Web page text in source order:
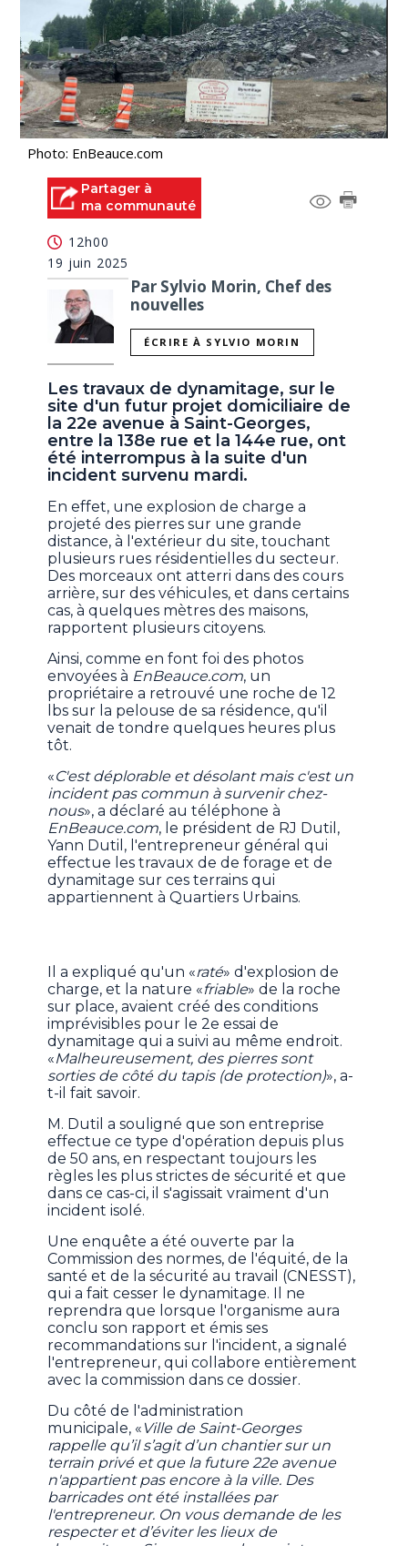
Photo: EnBeauce.com
Partager à
ma communauté
12h00
19 juin 2025
Par Sylvio Morin, Chef des
nouvelles
ÉCRIRE À SYLVIO MORIN
Les travaux de dynamitage, sur le
site d'un futur projet domiciliaire de
la 22e avenue à Saint-Georges,
entre la 138e rue et la 144e rue, ont
été interrompus à la suite d'un
incident survenu mardi.
En effet, une explosion de charge a
projeté des pierres sur une grande
distance, à l'extérieur du site, touchant
plusieurs rues résidentielles du secteur.
Des morceaux ont atterri dans des cours
arrière, sur des véhicules, et dans certains
cas, à quelques mètres des maisons,
rapportent plusieurs citoyens.
Ainsi, comme en font foi des photos
envoyées à EnBeauce.com, un
propriétaire a retrouvé une roche de 12
lbs sur la pelouse de sa résidence, qu'il
venait de tondre quelques heures plus
tôt.
«C'est déplorable et désolant mais c'est un
incident pas commun à survenir chez-
nous», a déclaré au téléphone à
EnBeauce.com, le président de RJ Dutil,
Yann Dutil, l'entrepreneur général qui
effectue les travaux de de forage et de
dynamitage sur ces terrains qui
appartiennent à Quartiers Urbains.
Il a expliqué qu'un «raté» d'explosion de
charge, et la nature «friable» de la roche
sur place, avaient créé des conditions
imprévisibles pour le 2e essai de
dynamitage qui a suivi au même endroit.
«Malheureusement, des pierres sont
sorties de côté du tapis (de protection)», a-
t-il fait savoir.
M. Dutil a souligné que son entreprise
effectue ce type d'opération depuis plus
de 50 ans, en respectant toujours les
règles les plus strictes de sécurité et que
dans ce cas-ci, il s'agissait vraiment d'un
incident isolé.
Une enquête a été ouverte par la
Commission des normes, de l'équité, de la
santé et de la sécurité au travail (CNESST),
qui a fait cesser le dynamitage. Il ne
reprendra que lorsque l'organisme aura
conclu son rapport et émis ses
recommandations sur l'incident, a signalé
l'entrepreneur, qui collabore entièrement
avec la commission dans ce dossier.
Du côté de l'administration
municipale, « Ville de Saint-Georges
rappelle qu’il s’agit d’un chantier sur un
terrain privé et que la future 22e avenue
n'appartient pas encore à la ville. Des
barricades ont été installées par
l'entrepreneur. On vous demande de les
respecter et d’éviter les lieux de